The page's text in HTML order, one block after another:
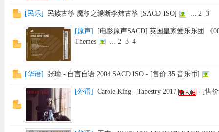
[ 民乐] 民族古筝 魔筝之缘断李炜古筝 [SACD-ISO] ... 2 3
[原声]
[电影原声SACD] 英国皇家爱乐乐团 《
Themes
... 2 3 4
[华语] 张瑜 - 自言自语 2004 SACD ISO - [售价 35 音乐币]
[外语] Carole King - Tapestry 2017 - [售